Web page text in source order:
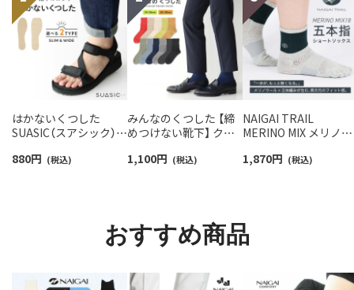
はかないくつした
SUASIC（スアシック）
抗菌防臭 ソックス メン
880円 (税込)
みんなのくつした 【締
めつけない靴下】 クル
【24-26cm】【26-28cm】
1,100円 (税込)
NAIGAI TRAIL
MERINO MIX メリノウ
ツソックス アーチフィ
送】90370010
1,870円 (税込)
おすすめ商品